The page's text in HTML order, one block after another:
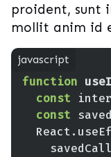
proident, sunt
mollit anim id
function
const
const